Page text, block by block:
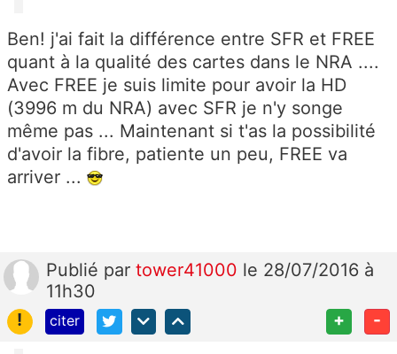
Ben! j'ai fait la différence entre SFR et FREE
quant à la qualité des cartes dans le NRA ....
Avec FREE je suis limite pour avoir la HD
(3996 m du NRA) avec SFR je n'y songe
même pas ... Maintenant si t'as la possibilité
d'avoir la fibre, patiente un peu, FREE va
arriver ...
Publié par tower41000 le 28/07/2016 à
11h30
!
citer + -